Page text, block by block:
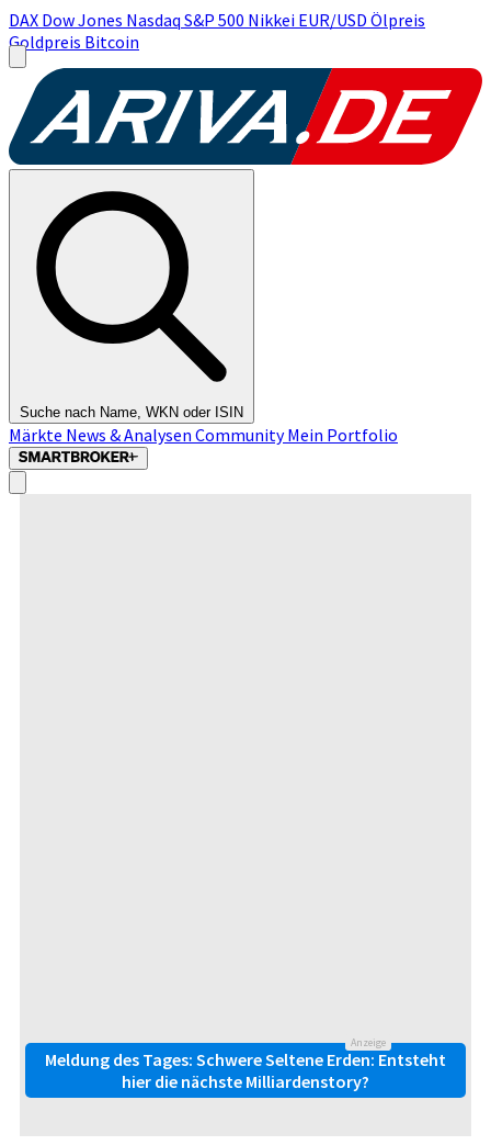
DAX Dow Jones Nasdaq S&P 500 Nikkei EUR/USD Ölpreis
Goldpreis Bitcoin
Suche nach Name, WKN oder ISIN
Märkte News & Analysen CommunityMein Portfolio
Anzeige
Meldung des Tages: Schwere Seltene Erden: Entsteht
hier die nächste Milliardenstory?